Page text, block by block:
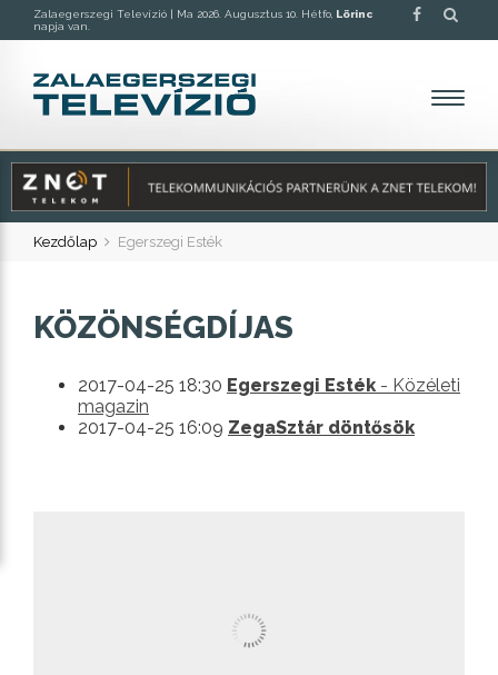
Zalaegerszegi Televízió | Ma 2026. Augusztus 10. Hétfo, Lörinc
napja van.
Kezdőlap Egerszegi Esték
KÖZÖNSÉGDÍJAS
2017-04-25 18:30 Egerszegi Esték- Közéleti
magazin
2017-04-25 16:09 ZegaSztár döntősök